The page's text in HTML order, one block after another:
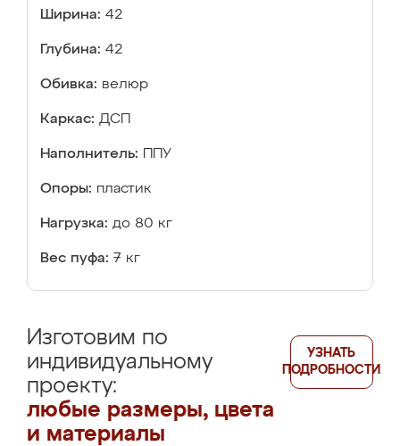
Ширина: 42
Глубина: 42
Обивка: велюр
Каркас: ДСП
Наполнитель: ППУ
Опоры: пластик
Нагрузка: до 80 кг
Вес пуфа: 7 кг
Изготовим по
индивидуальному
проекту:
любые размеры, цвета
и материалы
УЗНАТЬ
ПОДРОБНОСТИ